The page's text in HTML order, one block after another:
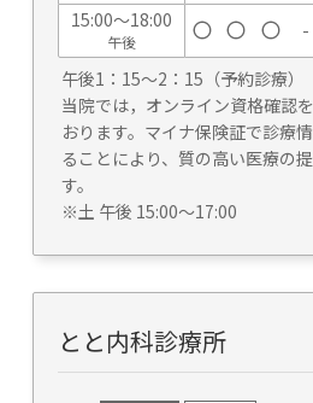
午後1：15～2：15（予約診療）
当院では，オンライン資格確認
おります。マイナ保険証で診療
ることにより、質の高い医療の
す。
※土 午後 15:00～17:00
15:00～18:00
午後 -
とと内科診療所